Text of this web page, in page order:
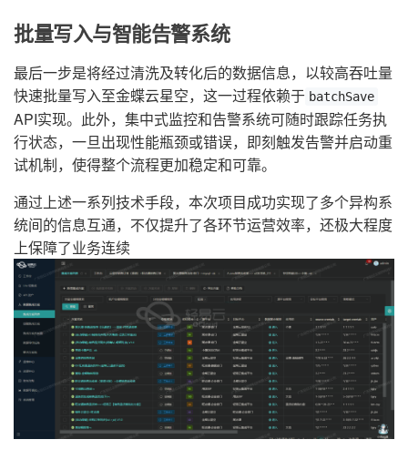
批量写入与智能告警系统
最后一步是将经过清洗及转化后的数据信息，以较高吞吐量
快速批量写入至金蝶云星空，这一过程依赖于 batchSave
API实现。此外，集中式监控和告警系统可随时跟踪任务执
行状态，一旦出现性能瓶颈或错误，即刻触发告警并启动重
试机制，使得整个流程更加稳定和可靠。
通过上述一系列技术手段，本次项目成功实现了多个异构系
统间的信息互通，不仅提升了各环节运营效率，还极大程度
上保障了业务连续